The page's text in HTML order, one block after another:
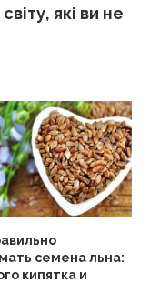
які ви не
семена льна:
кипятка и